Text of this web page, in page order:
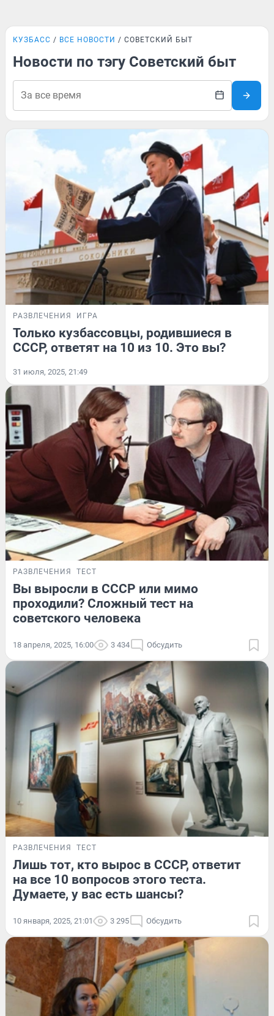
КУЗБАСС ВСЕ НОВОСТИ СОВЕТСКИЙ БЫТ
Новости по тэгу Советский быт
РАЗВЛЕЧЕНИЯ ИГРА
Только кузбассовцы, родившиеся в
СССР, ответят на 10 из 10. Это вы?
31 июля, 2025, 21:49
РАЗВЛЕЧЕНИЯ ТЕСТ
Вы выросли в СССР или мимо
проходили? Сложный тест на
советского человека
18 апреля, 2025, 16:00 3 434 Обсудить
РАЗВЛЕЧЕНИЯ ТЕСТ
Лишь тот, кто вырос в СССР, ответит
на все 10 вопросов этого теста.
Думаете, у вас есть шансы?
10 января, 2025, 21:01 3 295 Обсудить